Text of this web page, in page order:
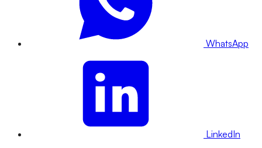
WhatsApp
LinkedIn